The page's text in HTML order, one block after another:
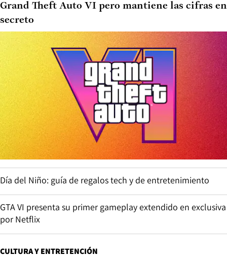
Grand Theft Auto VI pero mantiene las cifras en
secreto
Día del Niño: guía de regalos tech y de entretenimiento
GTA VI presenta su primer gameplay extendido en exclusiva
por Netflix
CULTURA Y ENTRETENCIÓN